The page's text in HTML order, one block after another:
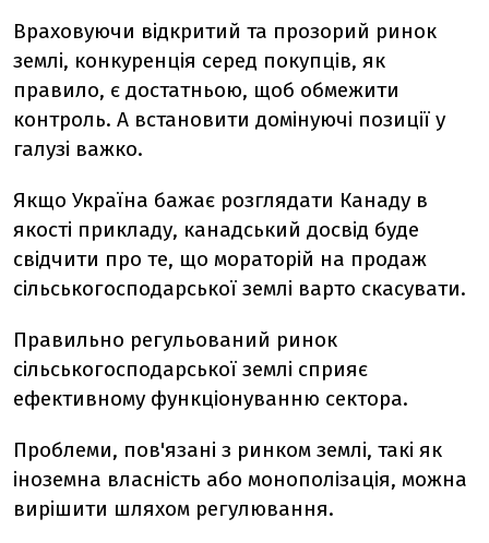
Враховуючи відкритий та прозорий ринок
землі, конкуренція серед покупців, як
правило, є достатньою, щоб обмежити
контроль. А встановити домінуючі позиції у
галузі важко.
Якщо Україна бажає розглядати Канаду в
якості прикладу, канадський досвід буде
свідчити про те, що мораторій на продаж
сільськогосподарської землі варто скасувати.
Правильно регульований ринок
сільськогосподарської землі сприяє
ефективному функціонуванню сектора.
Проблеми, пов'язані з ринком землі, такі як
іноземна власність або монополізація, можна
вирішити шляхом регулювання.